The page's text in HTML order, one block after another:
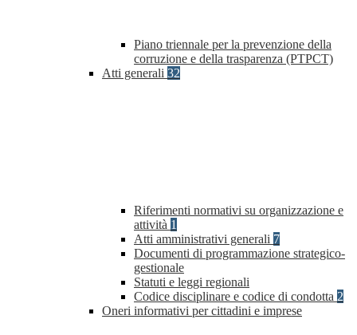
Piano triennale per la prevenzione della
corruzione e della trasparenza (PTPCT)
Atti generali 32
Riferimenti normativi su organizzazione e
attività 1
Atti amministrativi generali 7
Documenti di programmazione strategico-
gestionale
Statuti e leggi regionali
Codice disciplinare e codice di condotta 2
Oneri informativi per cittadini e imprese